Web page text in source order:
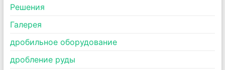
Pешения
Галерея
дробильное оборудование
дробление руды